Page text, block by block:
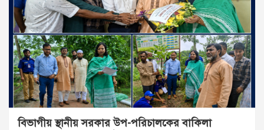
বিভাগীয় স্থানীয় সরকার উপ-পরিচালকের বাকিলা